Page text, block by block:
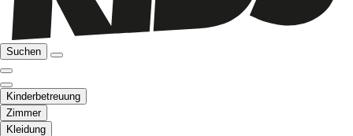
Suchen
Kinderbetreuung
Zimmer
Kleidung